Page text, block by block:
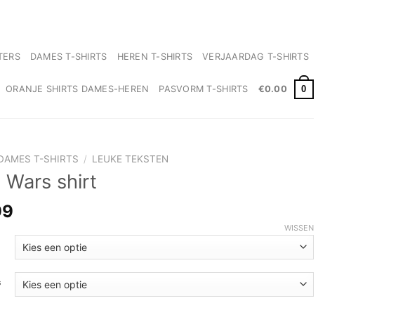
DAMES T-SHIRTS HEREN T-SHIRTS VERJAARDAG T-SHIRTS
ORANJE SHIRTS DAMES-HEREN PASVORM T-SHIRTS €0.00 0
T-SHIRTS / LEUKE TEKSTEN
Wars shirt
WISSEN